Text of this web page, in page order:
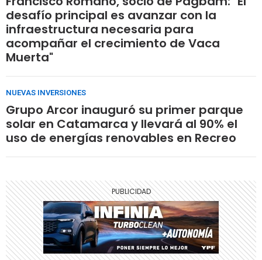
desafío principal es avanzar con la
infraestructura necesaria para
acompañar el crecimiento de Vaca
Muerta"
NUEVAS INVERSIONES
Grupo Arcor inauguró su primer parque
solar en Catamarca y llevará al 90% el
uso de energías renovables en Recreo